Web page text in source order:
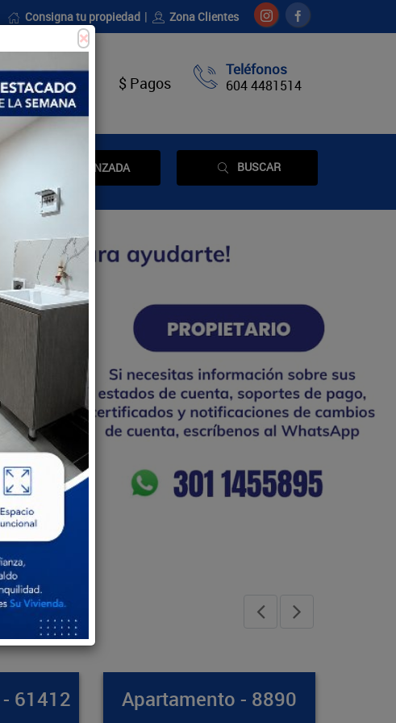
Consigna tu propiedad Zona Clientes
Teléfonos
604 4481514
Contáctenos $ Pagos
AVANZADA BUSCAR
×
- 8890 Casa - 8971